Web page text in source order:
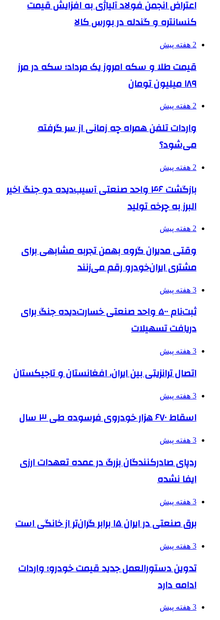
اعتراض انجمن فولاد آلیاژی به افزایش قیمت
کنسانتره و گندله در بورس کالا
2 هفته پیش
قیمت طلا و سکه امروز یک مرداد؛ سکه در مرز
۱۸۹ میلیون تومان
2 هفته پیش
واردات تلفن همراه چه زمانی از سر گرفته
می‌شود؟
2 هفته پیش
بازگشت ۴۶ واحد صنعتی آسیب‌دیده دو جنگ اخیر
البرز به چرخه تولید
2 هفته پیش
وقتی مدیران گروه بهمن تجربه مشابهی برای
مشتری ایران‌خودرو رقم می‌زنند
3 هفته پیش
ثبت‌نام ۵۰۰ واحد صنعتی خسارت‌دیده جنگ برای
دریافت تسهیلات
3 هفته پیش
اتصال ترانزیتی بین ایران، افغانستان و تاجیکستان
3 هفته پیش
اسقاط ۶۷۰ هزار خودروی فرسوده طی ۳ سال
3 هفته پیش
ردپای صادرکنندگان بزرگ در عمده تعهدات ارزی
ایفا نشده
3 هفته پیش
برق صنعتی در ایران ۱۵ برابر گران‌تر از خانگی است
3 هفته پیش
تدوین دستورالعمل جدید قیمت خودرو؛ واردات
ادامه دارد
3 هفته پیش